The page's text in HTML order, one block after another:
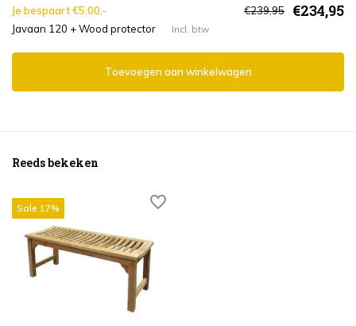
Je bespaart €5.00,- €239,95 €234,95
Javaan 120 + Wood protector Incl. btw
Toevoegen aan winkelwagen
Reeds bekeken
Sale 17%